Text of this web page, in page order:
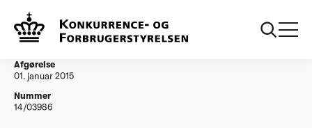
Vandtilsyn
03102014
Afgørelse
01. januar 2015
Nummer
14/03986